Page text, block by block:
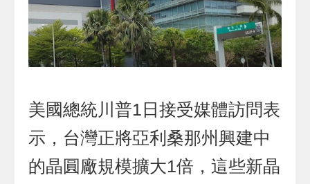
美國總統川普1日接受媒體訪問表
示，台灣正將亞利桑那州興建中
的晶圓廠規模擴大1倍，這些新晶